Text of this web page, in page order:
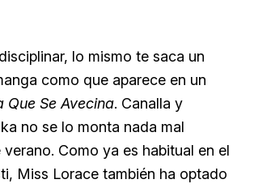
lo mismo te saca un
como que aparece en un
Que Se Avecina. Canalla y
no se lo monta nada mal
Como ya es habitual en el
Miss Lorace también ha optado